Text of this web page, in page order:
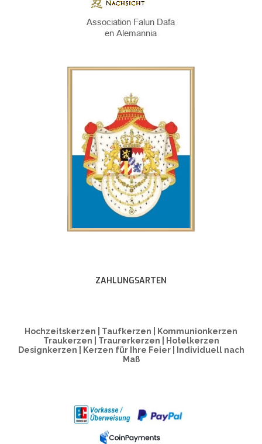
ZAHLUNGSARTEN
Hochzeitskerzen | Taufkerzen | Kommunionkerzen
Traukerzen | Traurerkerzen | Hotelkerzen
Designkerzen | Kerzen für Ihre Feier | Individuell nach
Maß